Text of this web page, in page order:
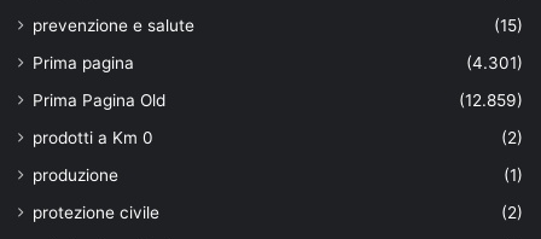
prevenzione e salute
(15)
Prima pagina
(4.301)
Prima Pagina Old
(12.859)
prodotti a Km 0
(2)
produzione
(1)
protezione civile
(2)